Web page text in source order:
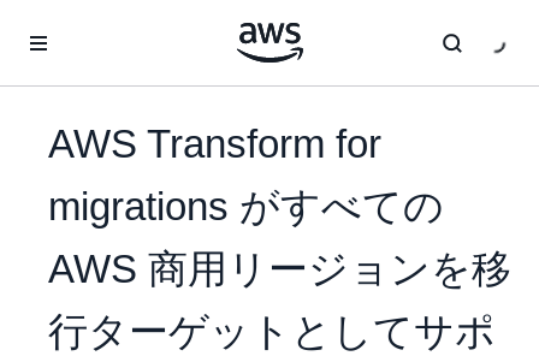
AWS Transform for
migrations がすべての
AWS 商用リージョンを移
行ターゲットとしてサポ